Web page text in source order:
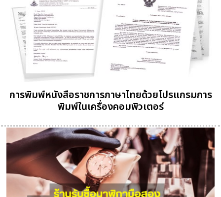
การพิมพ์หนังสือราชการภาษาไทยด้วยโปรแกรมการ
พิมพ์ในเครื่องคอมพิวเตอร์